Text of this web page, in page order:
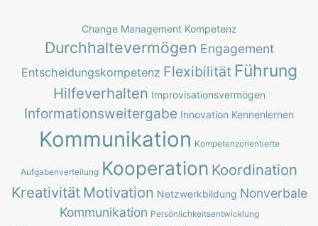
Change Management Kompetenz
Durchhaltevermögen Engagement
Entscheidungskompetenz Flexibilität Führung
Hilfeverhalten Improvisationsvermögen
Informationsweitergabe Innovation Kennenlernen
Kommunikation Kompetenzorientierte
Aufgabenverteilung Kooperation Koordination
Kreativität Motivation Netzwerkbildung Nonverbale
Kommunikation Persönlichkeitsentwicklung